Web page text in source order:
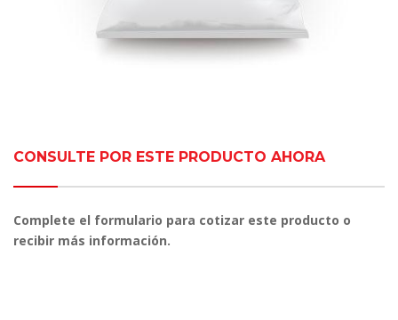
CONSULTE POR ESTE PRODUCTO AHORA
Complete el formulario para cotizar este producto o
recibir más información.